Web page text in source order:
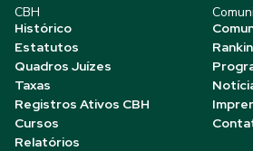
CBH
Histórico
Estatutos
Quadros Juízes
Taxas
Registros Ativos CBH
Cursos
Relatórios